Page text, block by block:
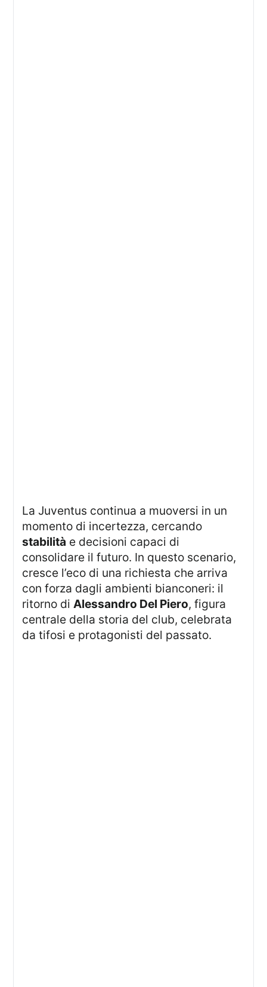
La Juventus continua a muoversi in un
momento di incertezza, cercando
stabilità e decisioni capaci di
consolidare il futuro. In questo scenario,
cresce l’eco di una richiesta che arriva
con forza dagli ambienti bianconeri: il
ritorno diAlessandro Del Piero, figura
centrale della storia del club, celebrata
da tifosi e protagonisti del passato.